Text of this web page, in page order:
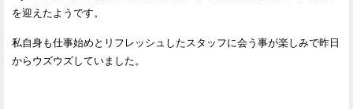
を迎えたようです。
私自身も仕事始めとリフレッシュしたスタッフに会う事が楽しみで昨日
からウズウズしていました。